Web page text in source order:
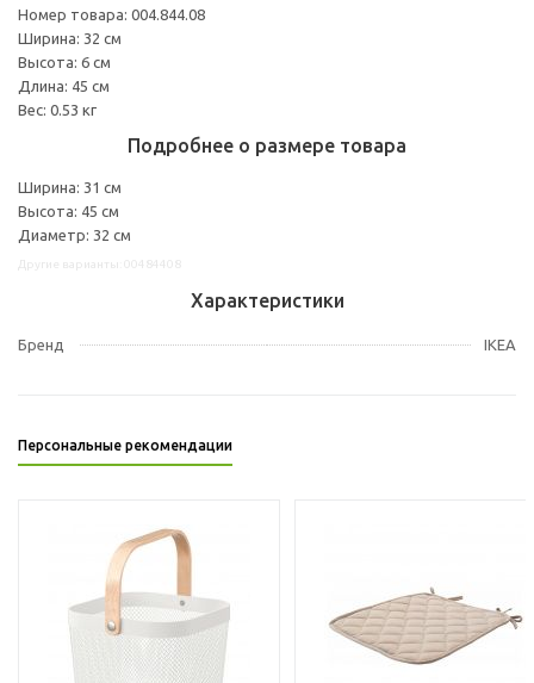
Номер товара: 004.844.08
Ширина: 32 см
Высота: 6 см
Длина: 45 см
Вес: 0.53 кг
Подробнее о размере товара
Ширина: 31 см
Высота: 45 см
Диаметр: 32 см
Характеристики
Бренд IKEA
Персональные рекомендации